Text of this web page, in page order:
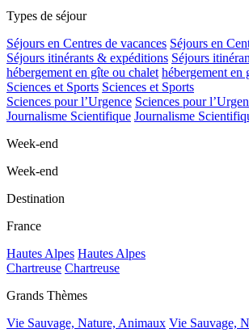
Types de séjour
Séjours en Centres de vacances Séjours en
Séjours itinérants & expéditions Séjours
hébergement en gîte ou chalet hébergement en
Sciences et Sports Sciences et Sports
Sciences pour l’Urgence Sciences pour
Journalisme Scientifique Journalisme
Week-end
Week-end
Destination
France
Hautes Alpes Hautes Alpes
Chartreuse Chartreuse
Grands Thèmes
Vie Sauvage, Nature, Animaux Vie Sauvage,